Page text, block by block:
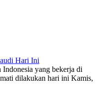
Hari Ini
yang bekerja di
dilakukan hari ini Kamis,